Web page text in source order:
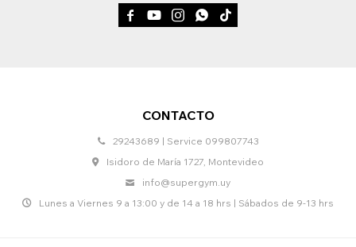
CONTACTO
29243689 | Service 099807743
Isidoro de María 1727, Montevideo
info@supergym.uy
Lunes a Viernes 9 a 13:00 y de 14 a 18 hrs | Sábados de 9-13 hrs
    